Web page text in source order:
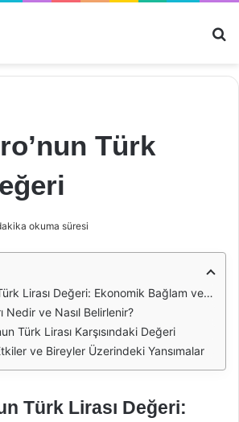
Türk
okuma süresi
Değeri: Ekonomik Bağlam ve Güncel Durum
Nedir ve Nasıl Belirlenir?
Türk Lirası Karşısındaki Değeri
ve Bireyler Üzerindeki Yansımalar
Türk Lirası Değeri: